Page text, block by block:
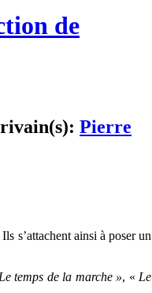
de
Pierre
s’attachent ainsi à poser un
Le temps de la marche », « Le